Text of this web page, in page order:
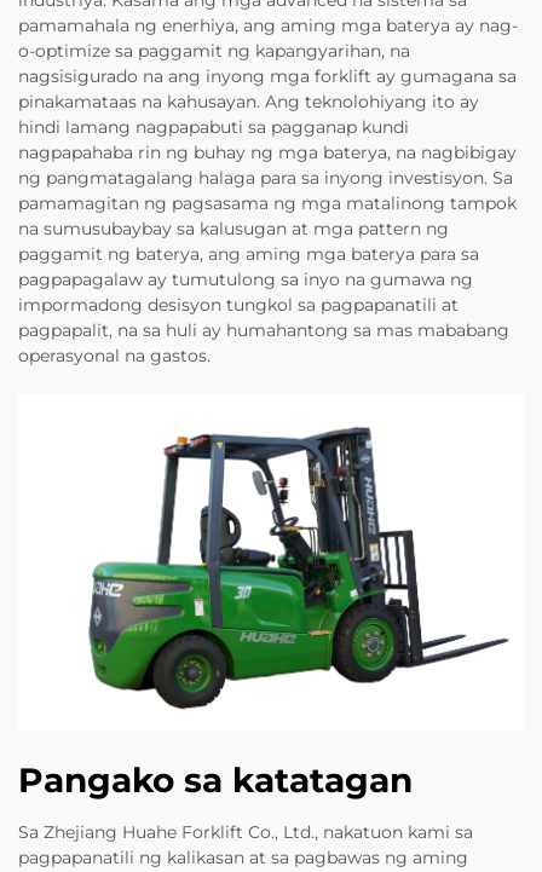
pamamahala ng enerhiya, ang aming mga baterya ay nag-
o-optimize sa paggamit ng kapangyarihan, na
nagsisigurado na ang inyong mga forklift ay gumagana sa
pinakamataas na kahusayan. Ang teknolohiyang ito ay
hindi lamang nagpapabuti sa pagganap kundi
nagpapahaba rin ng buhay ng mga baterya, na nagbibigay
ng pangmatagalang halaga para sa inyong investisyon. Sa
pamamagitan ng pagsasama ng mga matalinong tampok
na sumusubaybay sa kalusugan at mga pattern ng
paggamit ng baterya, ang aming mga baterya para sa
pagpapagalaw ay tumutulong sa inyo na gumawa ng
impormadong desisyon tungkol sa pagpapanatili at
pagpapalit, na sa huli ay humahantong sa mas mababang
operasyonal na gastos.
Pangako sa katatagan
Sa Zhejiang Huahe Forklift Co., Ltd., nakatuon kami sa
pagpapanatili ng kalikasan at sa pagbawas ng aming